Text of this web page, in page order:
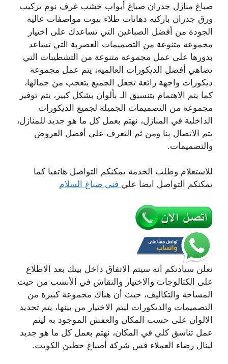
صباغ منازل جدران صباغ أبواب خشب غرف نوم تركيب
ورق جدران باركيه دهانات طلاء بيوت مواصفات عالية
الجودة من أفضل الصباغين التي تساعدك على اختيار
مجموعة متنوعة من التصميمات العصرية التي تساعد
بدورها على عمل مجموعة متنوعة من التشطيبات التي
تضاهي أفضل الديكورات العالمية، يتم عمل مجموعة
ديكورات واجهة رائعة تجعل الجميع يتعجب من جمالها،
كما يتم الاهتمام بتنسيق الـ بألوان بشكل كبير، يتم توفير
مجموعة من التصميمات الجميلة لجميع الديكورات
الداخلية في المنازل، نهتم بعمل كل ما هو جديد للمنازل،
يتم الاتصال بنا ومن ثم التعرف على أفضل العروض
والتصميمات.
للاستعلام وطلب الخدمة يمكنكم التواصل هاتفيا كما
يمكنكم التواصل ايضا علي فني صباغ السلام
نعلن سيادتكم انه سيتم الاتفاق داخل بيتك بعد الاطلاع
على الكتالوجات والاختيار والنقاش في الأنسب من حيث
المساحة والتكاليف، حيث أن هناك مجموعة كبيرة من
التصميمات والديكورات ليتم الاختيار من بينها، يتم تحديد
الالوان على حسب المكان والعفش الموجود به ليتم
عمل تناسق كلي في المكان، نهتم بعمل كل ما هو جديد
لينال رضاء العملاء فس شركة أصباغ حطين الكويت.